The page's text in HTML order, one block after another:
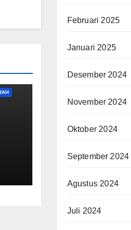
Februari 2025
Januari 2025
Desember 2024
November 2024
Oktober 2024
September 2024
Agustus 2024
Juli 2024